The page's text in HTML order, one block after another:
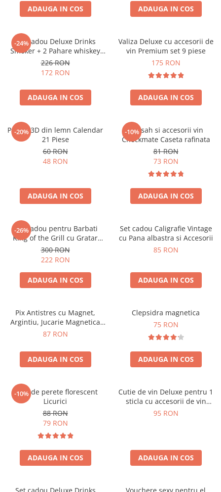
ADAUGA IN COS ADAUGA IN COS
-24%
Set cadou Deluxe Drinks
Smoker + 2 Pahare whiskey
Classical
226 RON
172 RON
ADAUGA IN COS
Valiza Deluxe cu accesorii de
vin Premium set 9 piese
175 RON
ADAUGA IN COS
-20%
Puzzle 3D din lemn Calendar
21 Piese
60 RON
48 RON
ADAUGA IN COS
-10%
Set sah si accesorii vin
Checkmate Caseta rafinata
81 RON
73 RON
ADAUGA IN COS
-26%
Set Cadou pentru Barbati
King of the Grill cu Gratar
Portabil, Sort si Accesorii BBQ
300 RON
222 RON
ADAUGA IN COS
Set cadou Caligrafie Vintage
cu Pana albastra si Accesorii
85 RON
ADAUGA IN COS
Pix Antistres cu Magnet,
Argintiu, Jucarie Magnetica
pentru Birou
87 RON
ADAUGA IN COS
Clepsidra magnetica
75 RON
ADAUGA IN COS
-10%
Ceas de perete florescent
Licurici
88 RON
79 RON
ADAUGA IN COS
Cutie de vin Deluxe pentru 1
sticla cu accesorii de vin
incluse interior oranj
95 RON
ADAUGA IN COS